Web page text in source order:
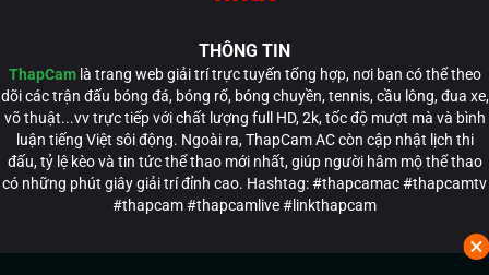
THÔNG TIN
ThapCamlà trang web giải trí trực tuyến tổng hợp, nơi bạn có thể theo
dõi các trận đấu bóng đá, bóng rổ, bóng chuyền, tennis, cầu lông, đua xe,
võ thuật...vv trực tiếp với chất lượng full HD, 2k, tốc độ mượt mà và bình
luận tiếng Việt sôi động. Ngoài ra, ThapCam AC còn cập nhật lịch thi
đấu, tỷ lệ kèo và tin tức thể thao mới nhất, giúp người hâm mộ thể thao
có những phút giây giải trí đỉnh cao. Hashtag: #thapcamac #thapcamtv
#thapcam #thapcamlive #linkthapcam